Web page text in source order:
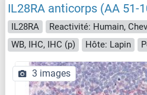
IL28RA anticorps (AA 51-
IL28RA
WB, IHC, IHC (p)
Hôte: Lapin
3 images